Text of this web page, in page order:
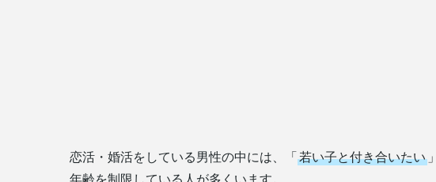
恋活・婚活をしている男性の中には、「 若い子と付き合いたい